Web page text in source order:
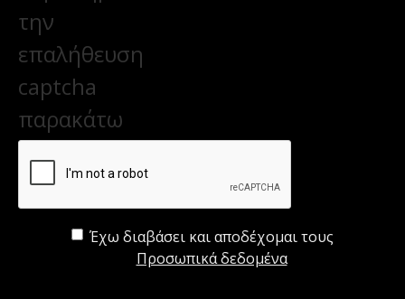
την
επαλήθευση
captcha
παρακάτω
Έχω διαβάσει και αποδέχομαι τους
Προσωπικά δεδομένα